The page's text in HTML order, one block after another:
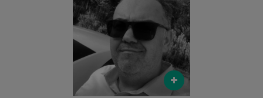
Email
kn.digkas@edu.cut.ac.cy
Phone
25002530